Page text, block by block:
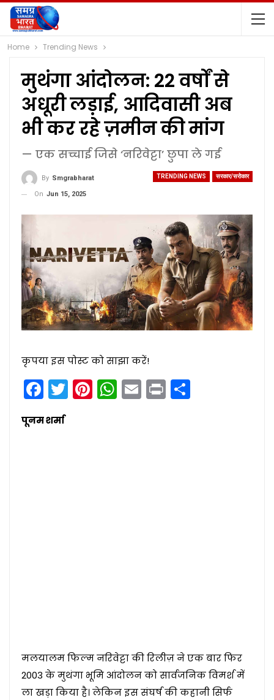
Home Trending News
मुथंगा आंदोलन: 22 वर्षों से
अधूरी लड़ाई, आदिवासी अब
भी कर रहे ज़मीन की मांग
— एक सच्चाई जिसे ‘नरिवेट्टा’ छुपा ले गई
TRENDING NEWS सरकार/सरोकार
By Smgrabharat
On Jun 15, 2025
कृपया इस पोस्ट को साझा करें!
Facebook
Twitter
Pinterest
WhatsApp
Email
Print
पूनम शर्मा
मलयालम फिल्म नरिवेट्टा की रिलीज़ ने एक बार फिर
2003 के मुथंगा भूमि आंदोलन को सार्वजनिक विमर्श में
ला खड़ा किया है। लेकिन इस संघर्ष की कहानी सिर्फ